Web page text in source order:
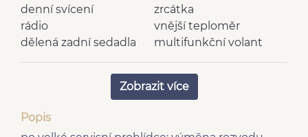
zrcátka
denní svícení
vnější teploměr
rádio
multifunkční volant
dělená zadní sedadla
vyhřívaná zrcátka
výškově nastavitelné
spolujezdce
Zobrazit více
Popis